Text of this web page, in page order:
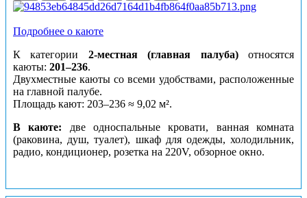
Подробнее о каюте
К категории 2-местная (главная палуба)относятся
каюты: 201–236.
Двухместные каюты со всеми удобствами, расположенные
на главной палубе.
Площадь кают: 203–236 ≈ 9,02 м².
В каюте: две односпальные кровати, ванная комната
(раковина, душ, туалет), шкаф для одежды, холодильник,
радио, кондиционер, розетка на 220V, обзорное окно.